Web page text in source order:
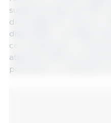
supplémentaire de 300
du budget de l’UE pour
disponibles. Les États
ce montant par un
atteindre 200 %, portant
potentiel à un total de 1,5